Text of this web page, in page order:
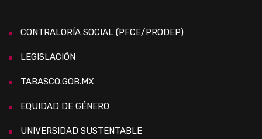
CONTRALORÍA SOCIAL (PFCE/PRODEP)
LEGISLACIÓN
TABASCO.GOB.MX
EQUIDAD DE GÉNERO
UNIVERSIDAD SUSTENTABLE